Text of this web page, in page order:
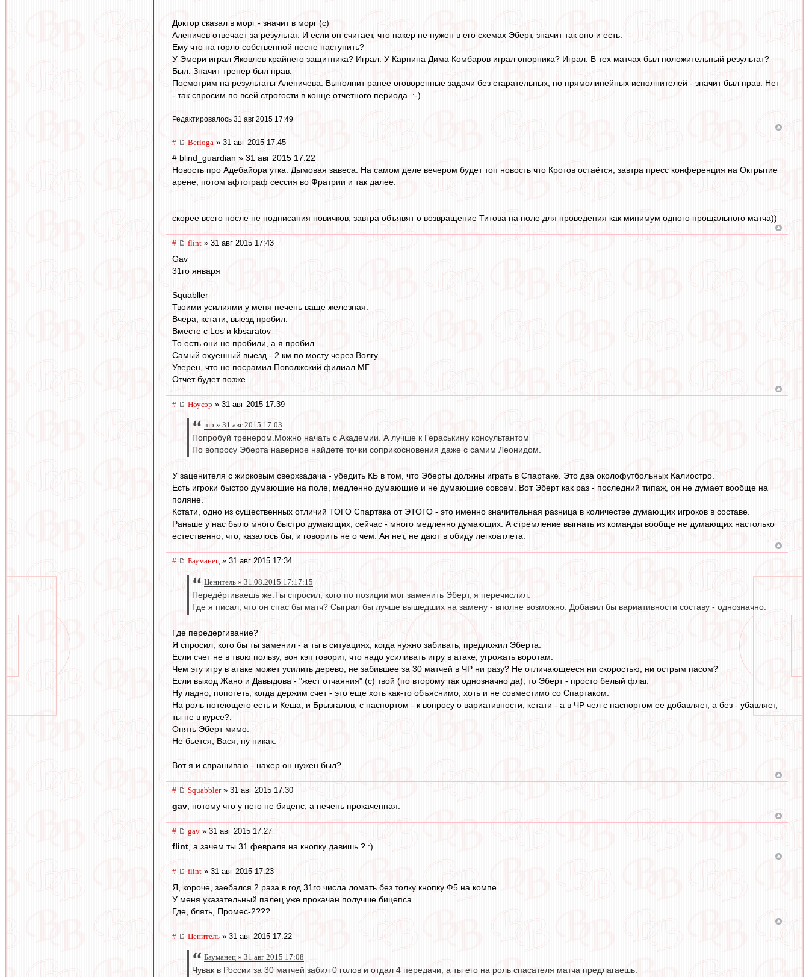
Доктор сказал в морг - значит в морг (с)
Аленичев отвечает за результат. И если он считает, что накер не нужен в его схемах Эберт, значит так оно и есть.
Ему что на горло собственной песне наступить?
У Эмери играл Яковлев крайнего защитника? Играл. У Карпина Дима Комбаров играл опорника? Играл. В тех матчах был положительный результат?
Был. Значит тренер был прав.
Посмотрим на результаты Аленичева. Выполнит ранее оговоренные задачи без старательных, но прямолинейных исполнителей - значит был прав. Нет
- так спросим по всей строгости в конце отчетного периода. :-)
Редактировалось 31 авг 2015 17:49
# Berloga » 31 авг 2015 17:45
# blind_guardian » 31 авг 2015 17:22
Новость про Адебайора утка. Дымовая завеса. На самом деле вечером будет топ новость что Кротов остаётся, завтра пресс конференция на Октрытие
арене, потом афтограф сессия во Фратрии и так далее.
скорее всего после не подписания новичков, завтра объявят о возвращение Титова на поле для проведения как минимум одного прощального матча))
# flint » 31 авг 2015 17:43
Gav
31го января
Squabller
Твоими усилиями у меня печень ваще железная.
Вчера, кстати, выезд пробил.
Вместе с Los и kbsaratov
То есть они не пробили, а я пробил.
Самый охуенный выезд - 2 км по мосту через Волгу.
Уверен, что не посрамил Поволжский филиал МГ.
Отчет будет позже.
# Ноусэр » 31 авг 2015 17:39
mp » 31 авг 2015 17:03
Попробуй тренером.Можно начать с Академии. А лучше к Гераськину консультантом
По вопросу Эберта наверное найдете точки соприкосновения даже с самим Леонидом.
У заценителя с жирковым сверхзадача - убедить КБ в том, что Эберты должны играть в Спартаке. Это два околофутбольных Калиостро.
Есть игроки быстро думающие на поле, медленно думающие и не думающие совсем. Вот Эберт как раз - последний типаж, он не думает вообще на
поляне.
Кстати, одно из существенных отличий ТОГО Спартака от ЭТОГО - это именно значительная разница в количестве думающих игроков в составе.
Раньше у нас было много быстро думающих, сейчас - много медленно думающих. А стремление выгнать из команды вообще не думающих настолько
естественно, что, казалось бы, и говорить не о чем. Ан нет, не дают в обиду легкоатлета.
# Бауманец » 31 авг 2015 17:34
Ценитель » 31.08.2015 17:17:15
Передёргиваешь же.Ты спросил, кого по позиции мог заменить Эберт, я перечислил.
Где я писал, что он спас бы матч? Сыграл бы лучше вышедших на замену - вполне возможно. Добавил бы вариативности составу - однозначно.
Где передергивание?
Я спросил, кого бы ты заменил - а ты в ситуациях, когда нужно забивать, предложил Эберта.
Если счет не в твою пользу, вон кэп говорит, что надо усиливать игру в атаке, угрожать воротам.
Чем эту игру в атаке может усилить дерево, не забившее за 30 матчей в ЧР ни разу? Не отличающееся ни скоростью, ни острым пасом?
Если выход Жано и Давыдова - "жест отчаяния" (с) твой (по второму так однозначно да), то Эберт - просто белый флаг.
Ну ладно, попотеть, когда держим счет - это еще хоть как-то объяснимо, хоть и не совместимо со Спартаком.
На роль потеющего есть и Кеша, и Брызгалов, с паспортом - к вопросу о вариативности, кстати - а в ЧР чел с паспортом ее добавляет, а без - убавляет,
ты не в курсе?.
Опять Эберт мимо.
Не бьется, Вася, ну никак.
Вот я и спрашиваю - нахер он нужен был?
# Squabbler» 31 авг 2015 17:30
gav , потому что у него не бицепс, а печень прокаченная.
# gav » 31 авг 2015 17:27
flint , а зачем ты 31 февраля на кнопку давишь ? :)
# flint » 31 авг 2015 17:23
Я, короче, заебался 2 раза в год 31го числа ломать без толку кнопку Ф5 на компе.
У меня указательный палец уже прокачан получше бицепса.
Где, блять, Промес-2???
# Ценитель » 31 авг 2015 17:22
Бауманец » 31 авг 2015 17:08
Чувак в России за 30 матчей забил 0 голов и отдал 4 передачи, а ты его на роль спасателя матча предлагаешь.